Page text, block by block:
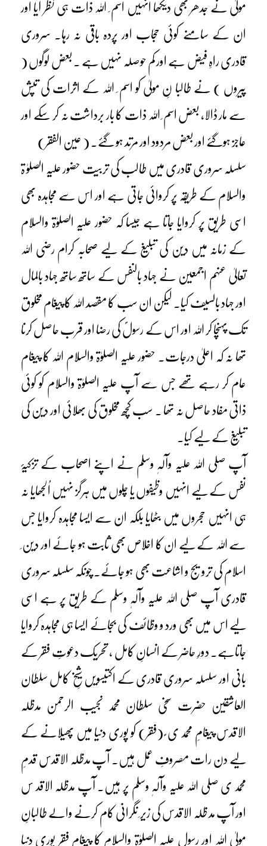
مولیٰ نے جدھر بھی دیکھا انہیں اسم ِ اللہ ذات ہی نظر آیا اور
ان کے سامنے کوئی حجاب اور پردہ باقی نہ رہا۔ سروری
قادری راہِ فیض ہے اور کم حوصلہ نہیں ہے ۔ بعض لوگوں (
پیروں ) نے طالبا نِ مولیٰ کو اسم ِ اللہ کے اثرات کی تپش
سے مار ڈالا، بعض اسم ِ اللہ ذات کا بار برداشت نہ کر سکے اور
عاجز ہوگئے اور بعض مردود اور مرتد ہو گئے۔ ( عین الفقر)
سلسلہ سروری قادری میں طالب کی تربیت حضور علیہ الصلوٰ ۃ
والسلام کے طریقہ پر کروائی جاتی ہے اور اس سے مجاہدہ بھی
اسی طریق پر کروایا جاتا ہے جیسا کہ حضور علیہ الصلوٰۃ والسلام
کے زمانہ میں دین کی تبلیغ کے لیے صحابہ کرام رضی اللہ
تعالیٰ عنہم اجمعین نے جہاد بالنفس کے ساتھ ساتھ جہاد بالمال
اور جہاد بالسیف کیا۔ لیکن ان سب کا مقصد اللہ کا پیغام مخلوق
تک پہنچا کر اللہ اور اس کے رسولؐ کی رضا اور قرب حاصل کرنا
تھا نہ کہ اعلیٰ درجات۔ حضور علیہ الصلوٰۃ والسلام اللہ کا پیغام
عام کر رہے تھے جس سے آپ علیہ الصلوٰۃ والسلام کو کوئی
ذاتی مفاد حاصل نہ تھا ۔ سب کچھ مخلوق کی بھلائی اور دین کی
تبلیغ کے لیے کیا۔
آپ صلی اللہ علیہ وآلہٖ وسلم نے اپنے اصحاب کے تزکیۂ
نفس کے لیے انہیں وظیفوں یا چلوں میں ہرگز نہیں اُلجھایا نہ
ہی انہیں حجروں میں بٹھایا بلکہ ان سے ایسا مجاہدہ کروایا جس
سے اللہ کے لیے ان کا اخلاص بھی ثابت ہو جائے اور دین ِ
اسلام کی ترویج و اشاعت بھی ہو جائے۔ چونکہ سلسلہ سروری
قادری آپ صلی اللہ علیہ وآلہٖ وسلم کے طریق پر ہے اسی
لیے اس میں بھی ورد و وظائف کی بجائے ایسا ہی مجاہدہ کروایا
جاتاہے۔ دورِ حاضر کے انسانِ کامل ، تحریک دعوتِ فقر کے
بانی اور سلسلہ سروری قادری کے اکتیسویں شیخِ کامل سلطان
العاشقین حضرت سخی سلطان محمد نجیب الرحمن مدظلہ
الاقدس پیغامِ محمد ی ؐ (فقر) کو پوری دنیا میں پھیلانے کے
لیے دن رات مصروفِ عمل ہیں۔ آپ مدظلہ الاقدس قدمِ
محمد ی صلی اللہ علیہ وآلہٖ وسلم پر ہیں۔ آپ مدظلہ الاقد س
اور آپ مد ظلہ الاقدس کی زیر ِ نگرانی کام کرنے والے طالبانِ
مولیٰ اللہ اور رسول علیہ الصلوٰۃ والسلام کا پیغامِ فقر پوری دنیا